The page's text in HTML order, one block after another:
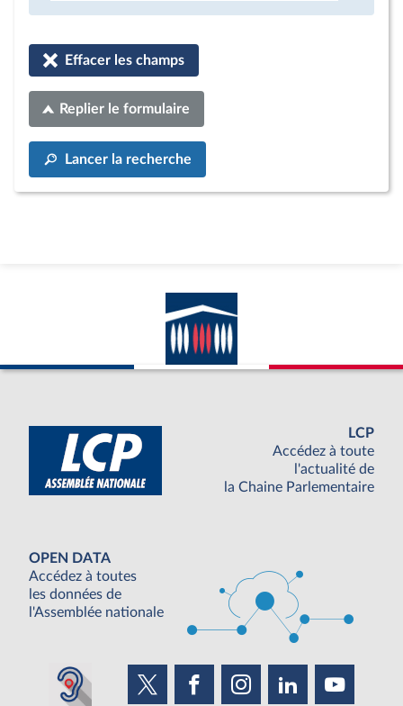
Effacer les champs
Replier le formulaire
Lancer la recherche
LCP
Accédez à toute
l'actualité de
la Chaine Parlementaire
OPEN DATA
Accédez à toutes
les données de
l'Assemblée nationale